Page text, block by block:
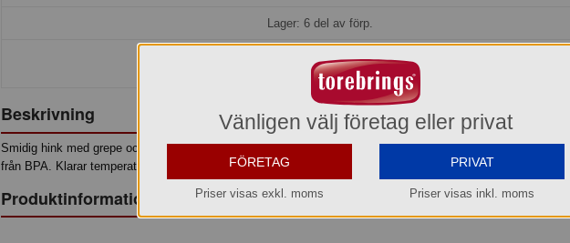
Lager: 6 del av förp.
Köp »
Beskrivning
Smidig hink med grepe och med en graderad halvliterskala inuti. Tillverkad i Polypropenplast,
från BPA. Klarar temperaturer från -40°C till +120°C.
Produktinformation
Vänligen välj företag eller privat
FÖRETAG
Priser visas exkl. moms
PRIVAT
Priser visas inkl. moms